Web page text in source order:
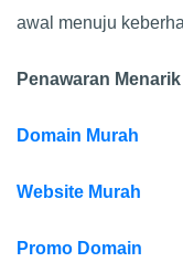
awal menuju
Penawaran
Domain Murah
Website Murah
Promo Domain